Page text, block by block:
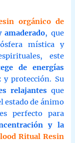
orgánico de
amaderado, que
mística y
este
de energías
y protección. Su
relajantes que
estado de ánimo
perfecto para
y la
Ritual Resin